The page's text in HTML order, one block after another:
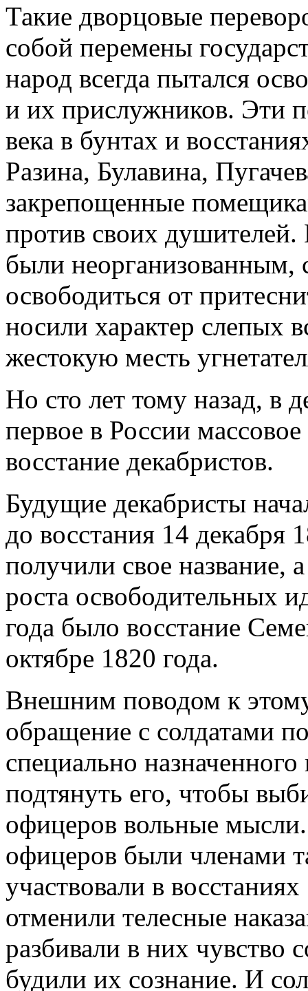
Такие дворцовые
собой перемены
народ всегда пытался
и их прислужников. Эти
века в бунтах и
Разина, Булавина,
закрепощенные
против своих душителей.
были
освободиться от
носили характер слепых
жестокую месть
Но сто лет тому назад, в
первое в России
восстание декабристов.
Будущие декабристы
до восстания 14 декабря
получили свое
роста освободительных
года было восстание
октябре 1820 года.
Внешним поводом к
обращение с солдатами
специально
подтянуть его, чтобы
офицеров вольные
офицеров были членами
участвовали в
отменили телесные
разбивали в них чувство
будили их сознание. И